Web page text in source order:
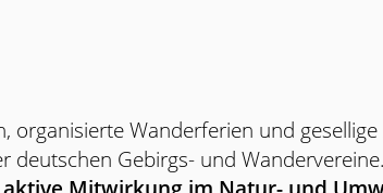
Wanderferien und
Gebirgs- und Wandervereine.